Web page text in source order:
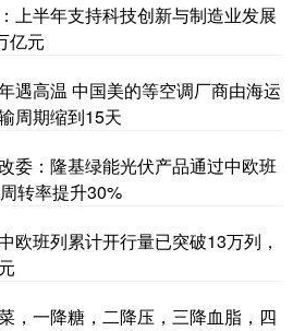
上半年支持科技创新与制造业发展
亿元
遇高温 中国美的等空调厂商由海运
周期缩到15天
委：隆基绿能光伏产品通过中欧班
转率提升30%
欧班列累计开行量已突破13万列，
，一降糖，二降压，三降血脂，四